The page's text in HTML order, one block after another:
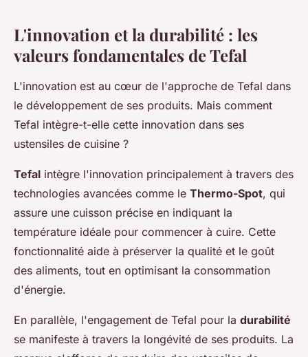
L'innovation et la durabilité : les
valeurs fondamentales de Tefal
L'innovation est au cœur de l'approche de Tefal dans
le développement de ses produits. Mais comment
Tefal intègre-t-elle cette innovation dans ses
ustensiles de cuisine ?
Tefal intègre l'innovation principalement à travers des
technologies avancées comme le Thermo-Spot, qui
assure une cuisson précise en indiquant la
température idéale pour commencer à cuire. Cette
fonctionnalité aide à préserver la qualité et le goût
des aliments, tout en optimisant la consommation
d'énergie.
En parallèle, l'engagement de Tefal pour la durabilité
se manifeste à travers la longévité de ses produits. La